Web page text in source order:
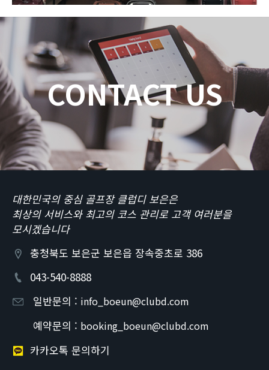
CONTACT US
대한민국의 중심 골프장 클럽디 보은은
최상의 서비스와 최고의 코스 관리로 고객 여러분을
모시겠습니다
충청북도 보은군 보은읍 장속중초로 386
043-540-8888
일반문의 : info_boeun@clubd.com
예약문의 : booking_boeun@clubd.com
카카오톡 문의하기